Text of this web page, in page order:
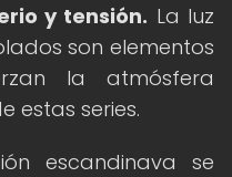
y tensión. La luz
son elementos
la atmósfera
estas series.
escandinava se